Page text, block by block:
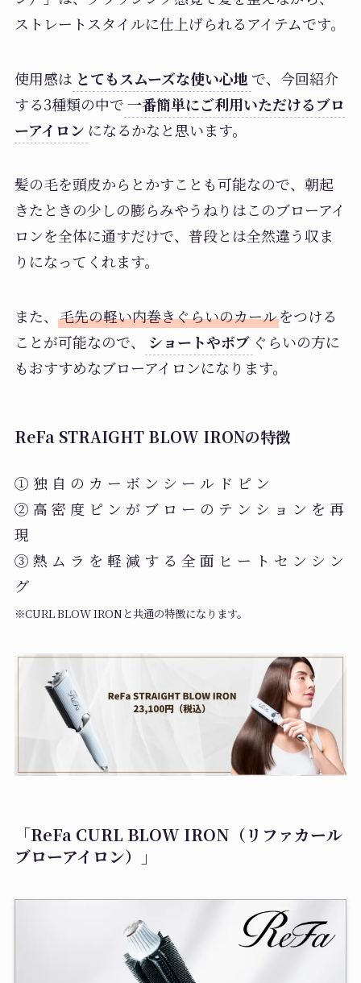
ストレートスタイルに仕上げられるアイテムです。
使用感は とてもスムーズな使い心地 で、今回紹介
する3種類の中で一番簡単にご利用いただけるブロ
ーアイロン になるかなと思います。
髪の毛を頭皮からとかすことも可能なので、朝起
きたときの少しの膨らみやうねりはこのブローアイ
ロンを全体に通すだけで、普段とは全然違う収ま
りになってくれます。
また、 毛先の軽い内巻きぐらいのカールをつける
ことが可能なので、
ショートやボブ ぐらいの方に
もおすすめなブローアイロンになります。
ReFa STRAIGHT BLOW IRONの特徴
① 独 自 の カ ー ボ ン シ ー ル ド ピ ン
② 高 密 度 ピ ン が ブ ロ ー の テ ン シ ョ ン を 再
現
③ 熱 ム ラ を 軽 減 す る 全 面 ヒ ー ト セ ン シ ン
グ
※CURL BLOW IRONと共通の特徴になります。
「ReFa CURL BLOW IRON（リファカール
ブローアイロン）」